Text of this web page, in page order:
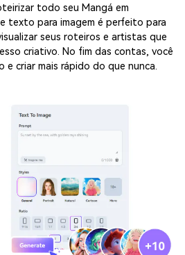
todo seu Mangá em
texto para imagem é perfeito para
seus roteiros e artistas que
criativo. No fim das contas, você
e criar mais rápido do que nunca.